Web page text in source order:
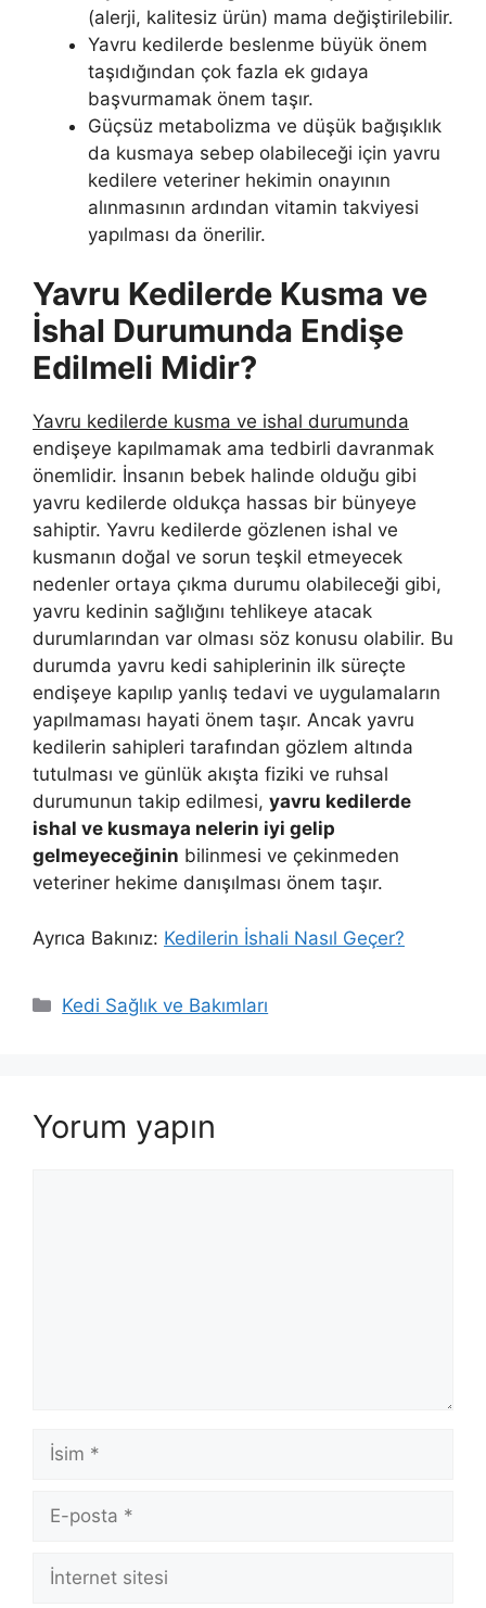
(alerji, kalitesiz ürün) mama değiştirilebilir.
Yavru kedilerde beslenme büyük önem
taşıdığından çok fazla ek gıdaya
başvurmamak önem taşır.
Güçsüz metabolizma ve düşük bağışıklık
da kusmaya sebep olabileceği için yavru
kedilere veteriner hekimin onayının
alınmasının ardından vitamin takviyesi
yapılması da önerilir.
Yavru Kedilerde Kusma ve
İshal Durumunda Endişe
Edilmeli Midir?
Yavru kedilerde kusma ve ishal durumunda
endişeye kapılmamak ama tedbirli davranmak
önemlidir. İnsanın bebek halinde olduğu gibi
yavru kedilerde oldukça hassas bir bünyeye
sahiptir. Yavru kedilerde gözlenen ishal ve
kusmanın doğal ve sorun teşkil etmeyecek
nedenler ortaya çıkma durumu olabileceği gibi,
yavru kedinin sağlığını tehlikeye atacak
durumlarından var olması söz konusu olabilir. Bu
durumda yavru kedi sahiplerinin ilk süreçte
endişeye kapılıp yanlış tedavi ve uygulamaların
yapılmaması hayati önem taşır. Ancak yavru
kedilerin sahipleri tarafından gözlem altında
tutulması ve günlük akışta fiziki ve ruhsal
durumunun takip edilmesi, yavru kedilerde
ishal ve kusmaya nelerin iyi gelip
gelmeyeceğinin bilinmesi ve çekinmeden
veteriner hekime danışılması önem taşır.
Ayrıca Bakınız: Kedilerin İshali Nasıl Geçer?
Kategoriler
Kedi Sağlık ve Bakımları
Yorum yapın
İsim
posta
İnternet
sitesi